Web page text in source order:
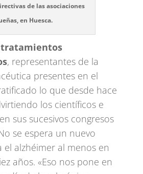
de las asociaciones
en Huesca.
tratamientos
, representantes de la
presentes en el
lo que desde hace
los científicos e
sus sucesivos congresos
se espera un nuevo
alzhéimer al menos en
años. «Eso nos pone en